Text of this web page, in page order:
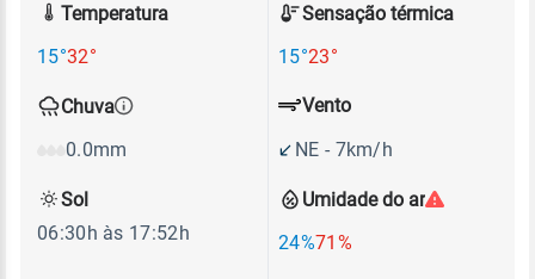
Temperatura
15°32°
Sensação térmica
15°23°
Chuva
0.0mm
Umidade do ar
24%71%
Vento
NE - 7km/h
Sol
06:30h às 17:52h